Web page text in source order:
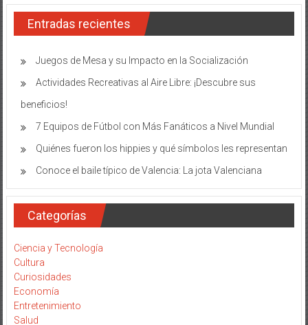
Entradas recientes
Juegos de Mesa y su Impacto en la Socialización
Actividades Recreativas al Aire Libre: ¡Descubre sus
beneficios!
7 Equipos de Fútbol con Más Fanáticos a Nivel Mundial
Quiénes fueron los hippies y qué símbolos les representan
Conoce el baile típico de Valencia: La jota Valenciana
Categorías
Ciencia y Tecnología
Cultura
Curiosidades
Economía
Entretenimiento
Salud